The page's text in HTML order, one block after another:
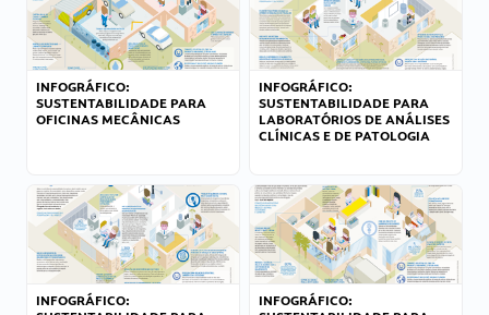
INFOGRÁFICO:
SUSTENTABILIDADE PARA
OFICINAS MECÂNICAS
INFOGRÁFICO:
SUSTENTABILIDADE PARA
LABORATÓRIOS DE ANÁLISES
CLÍNICAS E DE PATOLOGIA
INFOGRÁFICO:
INFOGRÁFICO: